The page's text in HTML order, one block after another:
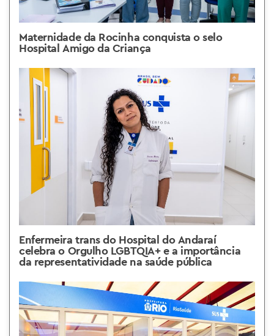
Maternidade da Rocinha conquista o selo
Hospital Amigo da Criança
Enfermeira trans do Hospital do Andaraí
celebra o Orgulho LGBTQIA+ e a importância
da representatividade na saúde pública